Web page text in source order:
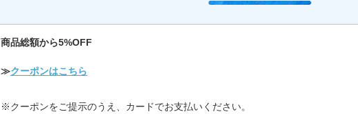
商品総額から5%OFF
≫クーポンはこちら
※クーポンをご提示のうえ、カードでお支払いください。